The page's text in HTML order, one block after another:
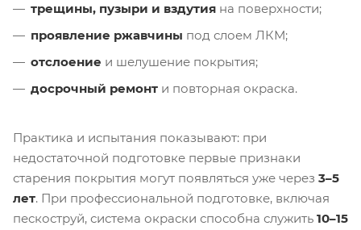
трещины, пузыри и вздутия на поверхности;
проявление ржавчины под слоем ЛКМ;
отслоение и шелушение покрытия;
досрочный ремонт и повторная окраска.
Практика и испытания показывают: при
недостаточной подготовке первые признаки
старения покрытия могут появляться уже через 3–5
лет. При профессиональной подготовке, включая
пескоструй, система окраски способна служить 10–15